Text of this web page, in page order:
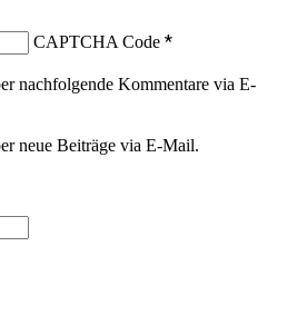
CAPTCHA Code *
nachfolgende Kommentare via E-
neue Beiträge via E-Mail.